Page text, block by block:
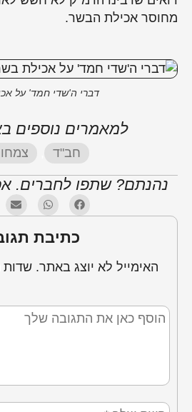
מחוסר אכילת הבשר.
דברי ה'שדי חמד' על
למאמרים נוספים
חב"ד ,
נהנתם? שתפו לחברים.
כתיבת
האימייל לא יוצג באתר. שדות